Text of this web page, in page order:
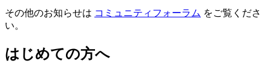
その他のお知らせは コミュニティフォーラム をご覧くださ
い。
はじめての方へ